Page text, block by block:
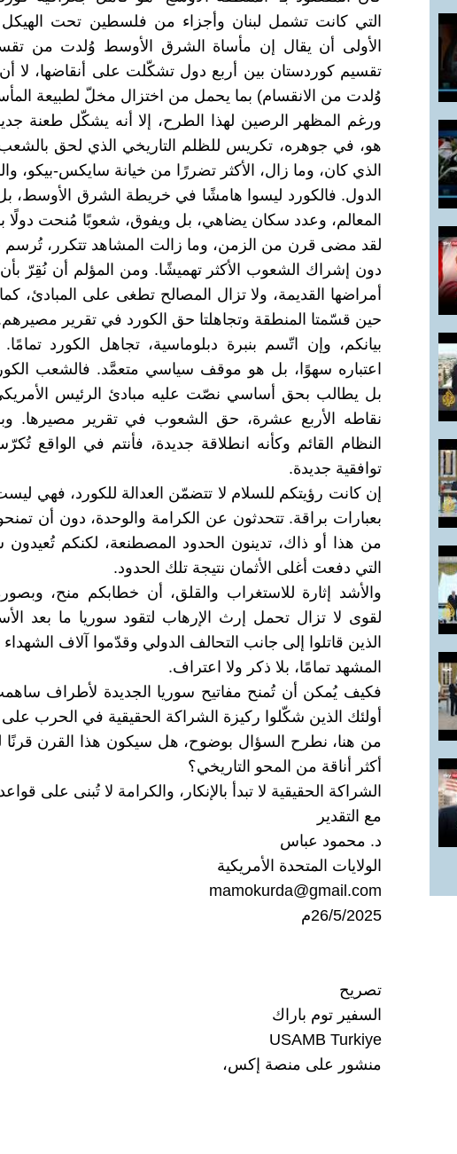
التي كانت تشمل لبنان وأجزاء من فلسطين تحت الهيكل
الأولى أن يقال إن مأساة الشرق الأوسط وُلدت من
تقسيم كوردستان بين أربع دول تشكّلت على أنقاضها، لا
وُلدت من الانقسام) بما يحمل من اختزال مخلّ لطبيعة
ورغم المظهر الرصين لهذا الطرح، إلا أنه يشكّل طعنة
هو، في جوهره، تكريس للظلم التاريخي الذي لحق
الذي كان، وما زال، الأكثر تضررًا من خيانة سايكس-بيكو،
الدول. فالكورد ليسوا هامشًا في خريطة الشرق
المعالم، وعدد سكان يضاهي، بل ويفوق، شعوبًا مُنحت دولًا
لقد مضى قرن من الزمن، وما زالت المشاهد تتكرر، تُرسم
دون إشراك الشعوب الأكثر تهميشًا. ومن المؤلم أن نُقِرّ بأن
أمراضها القديمة، ولا تزال المصالح تطغى على المبادئ،
حين قسّمتا المنطقة وتجاهلتا حق الكورد في تقرير
بيانكم، وإن اتّسم بنبرة دبلوماسية، تجاهل الكورد
اعتباره سهوًا، بل هو موقف سياسي متعمَّد. فالشعب
بل يطالب بحق أساسي نصّت عليه مبادئ الرئيس
نقاطه الأربع عشرة، حق الشعوب في تقرير مصيرها.
النظام القائم وكأنه انطلاقة جديدة، فأنتم في الواقع
توافقية جديدة.
إن كانت رؤيتكم للسلام لا تتضمّن العدالة للكورد، فهي
بعبارات براقة. تتحدثون عن الكرامة والوحدة، دون أن
من هذا أو ذاك، تدينون الحدود المصطنعة، لكنكم تُعيدون
التي دفعت أغلى الأثمان نتيجة تلك الحدود.
والأشد إثارة للاستغراب والقلق، أن خطابكم منح،
لقوى لا تزال تحمل إرث الإرهاب لتقود سوريا ما بعد
الذين قاتلوا إلى جانب التحالف الدولي وقدّموا آلاف
المشهد تمامًا، بلا ذكر ولا اعتراف.
فكيف يُمكن أن تُمنح مفاتيح سوريا الجديدة لأطراف
أولئك الذين شكّلوا ركيزة الشراكة الحقيقية في الحرب على
من هنا، نطرح السؤال بوضوح، هل سيكون هذا القرن قرنًا
أكثر أناقة من المحو التاريخي؟
الشراكة الحقيقية لا تبدأ بالإنكار، والكرامة لا تُبنى على
مع التقدير
د. محمود عباس
الولايات المتحدة الأمريكية
mamokurda@gmail.com
26/5/2025م
تصريح
السفير توم باراك
USAMB Turkiye
منشور على منصة إكس،